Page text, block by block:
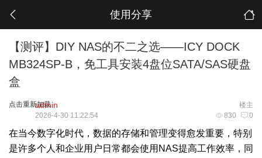
使用分享
【测评】DIY NAS的不二之选——ICY DOCK
MB324SP-B，免工具安装4盘位SATA/SAS硬盘
盒
点击重新加载 楼主
admin
830 0
2026-4-30 11:22:54
在当今数字化时代，数据的存储和管理变得愈发重要，特别
是许多个人和企业用户日常都会使用NAS提高工作效率，同